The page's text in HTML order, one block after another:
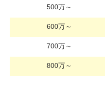
500万～
600万～
700万～
800万～